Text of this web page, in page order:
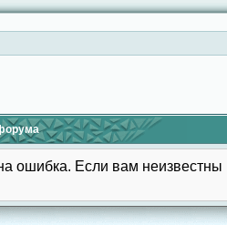
ошибка. Если вам